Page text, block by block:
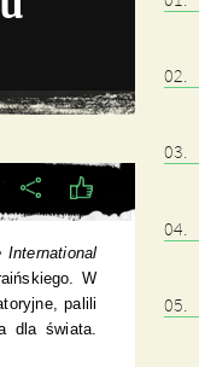
International
W
palili
dla świata.